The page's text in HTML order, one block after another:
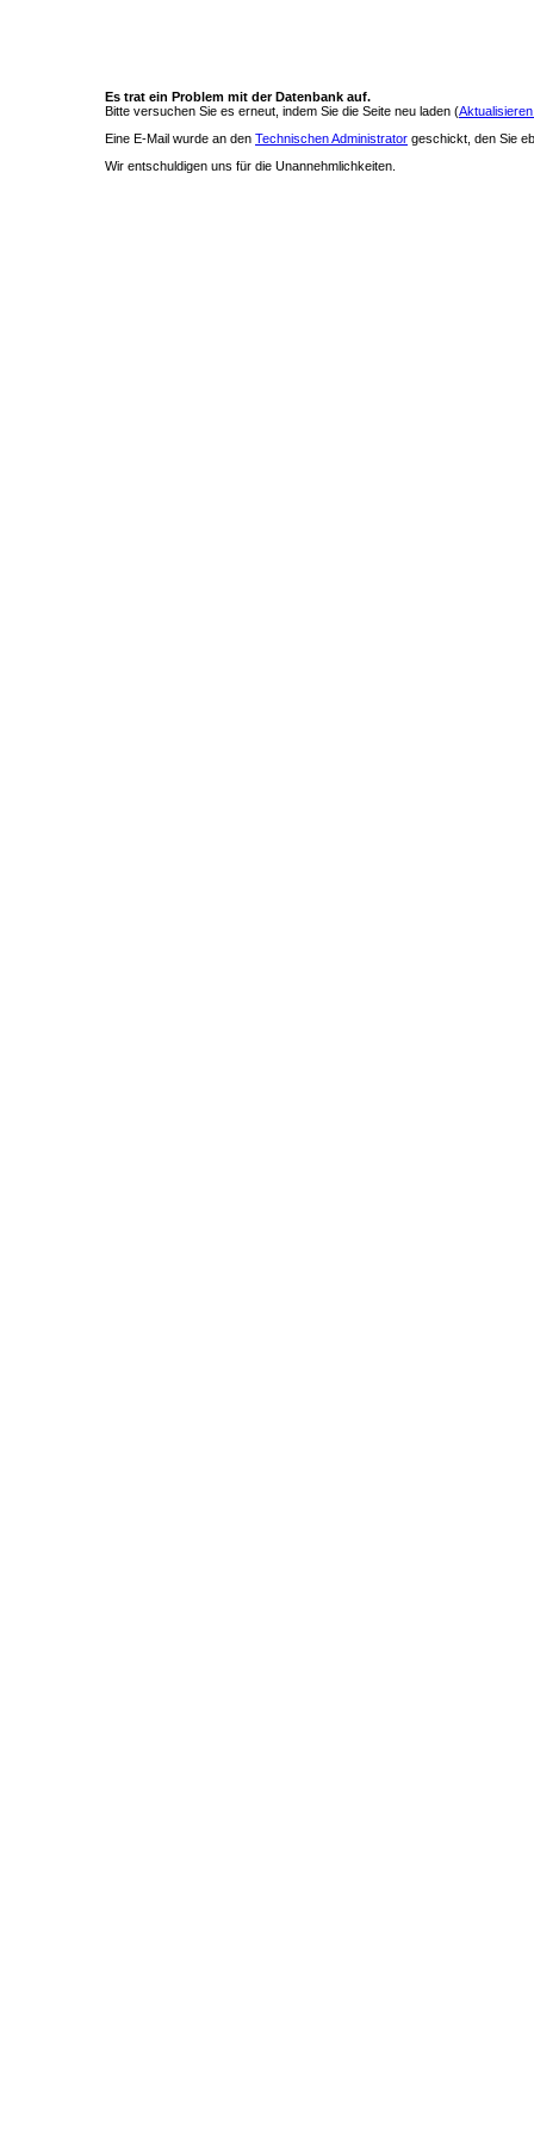
Es trat ein Problem mit der Datenbank auf.
Bitte versuchen Sie es erneut, indem Sie die Seite neu laden (
Eine E-Mail wurde an den Technischen Administrator geschickt, den Sie
Wir entschuldigen uns für die Unannehmlichkeiten.